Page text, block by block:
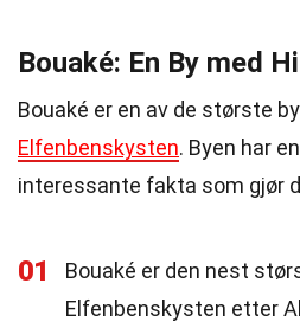
Bouaké: En By med
Bouaké er en av de største
Elfenbenskysten. Byen har
interessante fakta som gjør
01
Bouaké er den nest
Elfenbenskysten etter